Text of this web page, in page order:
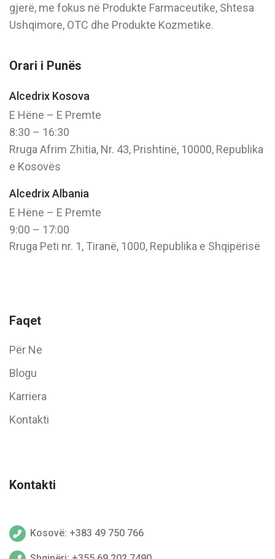
gjerë, me fokus në Produkte Farmaceutike, Shtesa
Ushqimore, OTC dhe Produkte Kozmetike.
Orari i Punës
Alcedrix Kosova
E Hëne – E Premte
8:30 – 16:30
Rruga Afrim Zhitia, Nr. 43, Prishtinë, 10000, Republika
e Kosovës
Alcedrix Albania
E Hëne – E Premte
9:00 – 17:00
Rruga Peti nr. 1, Tiranë, 1000, Republika e Shqipërisë
Faqet
Për Ne
Blogu
Karriera
Kontakti
Kontakti
Kosovë: +383 49 750 766